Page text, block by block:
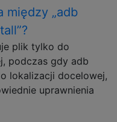
między „adb
plik tylko do
podczas gdy adb
lokalizacji docelowej,
uprawnienia